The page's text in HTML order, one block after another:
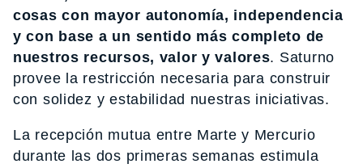
cosas con mayor autonomía, independencia
y con base a un sentido más completo de
nuestros recursos, valor y valores. Saturno
provee la restricción necesaria para construir
con solidez y estabilidad nuestras iniciativas.
La recepción mutua entre Marte y Mercurio
durante las dos primeras semanas estimula